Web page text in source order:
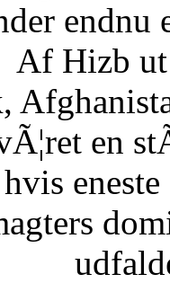
Af Hizb
en